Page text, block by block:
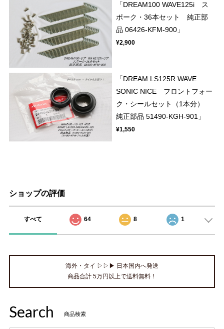
「DREAM100 WAVE125i ス
ポーク・36本セット 純正部
品 06426-KFM-900」
¥2,900
「DREAM LS125R WAVE
SONIC NICE フロントフォー
ク・シールセット（1本分）
純正部品 51490-KGH-901」
¥1,550
ショップの評価
すべて 64 8 1
海外・タイ ▷▷▶ 日本国内へ発送
商品合計 5万円以上で送料無料！
Search 商品検索